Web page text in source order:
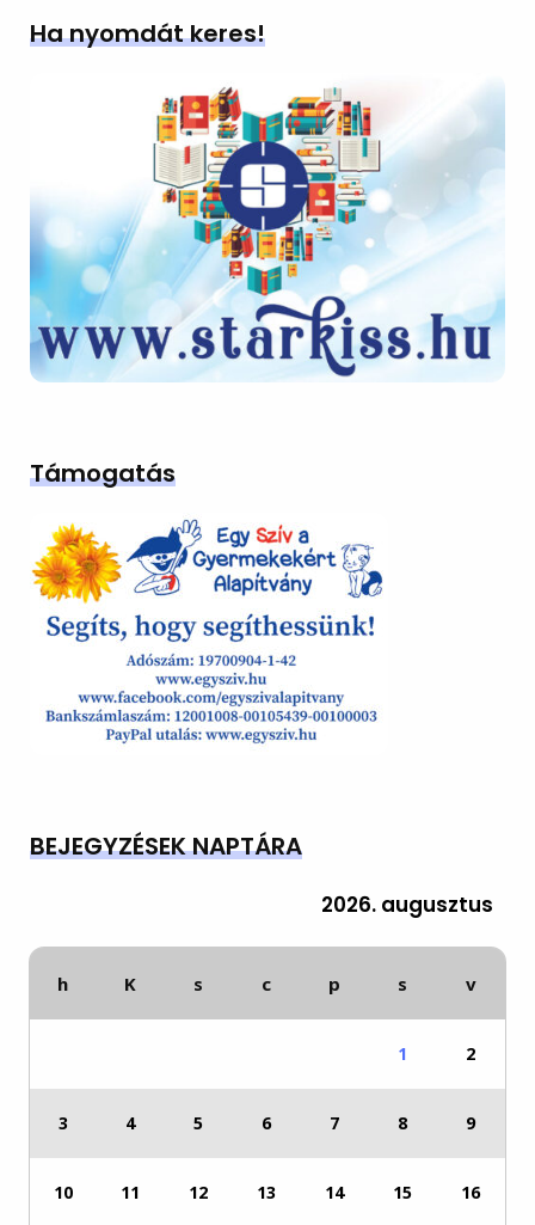
Ha nyomdát keres!
Támogatás
BEJEGYZÉSEK NAPTÁRA
2026. augusztus
h K s c p s v
1 2
3 4 5 6 7 8 9
10 11 12 13 14 15 16